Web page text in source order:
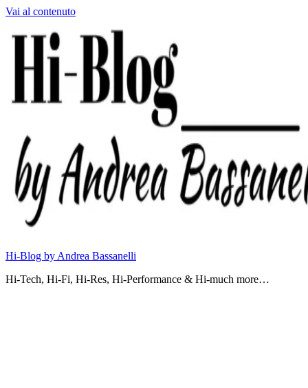
Vai al contenuto
Hi-Blog by Andrea Bassanelli
Hi-Tech, Hi-Fi, Hi-Res, Hi-Performance & Hi-much more…